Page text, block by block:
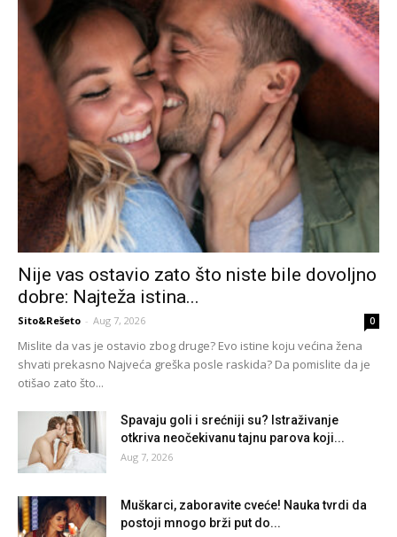
Nije vas ostavio zato što niste bile dovoljno
dobre: Najteža istina...
Sito&Rešeto - Aug 7, 2026 0
Mislite da vas je ostavio zbog druge? Evo istine koju većina žena
shvati prekasno Najveća greška posle raskida? Da pomislite da je
otišao zato što...
Spavaju goli i srećniji su? Istraživanje
otkriva neočekivanu tajnu parova koji...
Aug 7, 2026
Muškarci, zaboravite cveće! Nauka tvrdi da
postoji mnogo brži put do...